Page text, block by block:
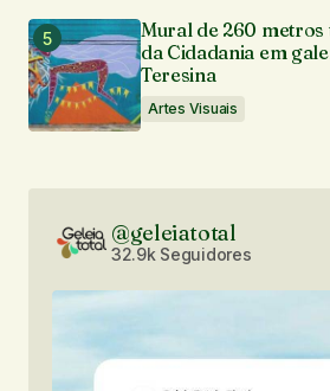
Mural de 260
da Cidadania em
Teresina
Artes Visuais
@geleiatotal
32.9k Seguidores